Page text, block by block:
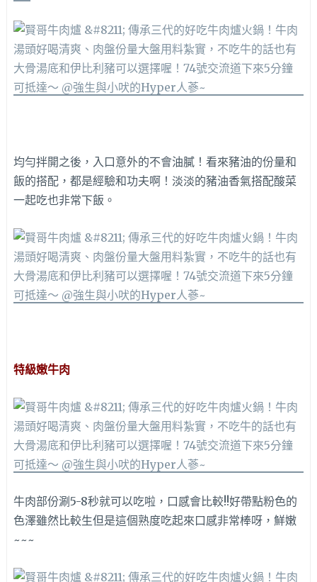
均勻拌開之後，入口意外的不會油膩！看來豬油的份量和
飯的搭配，都是經驗和功夫啊！淡淡的豬油香氣搭配酸菜
一起吃也非常下飯。
特級嫩牛肉
牛肉部份涮5-8秒就可以吃啦，口感會比較!!好帶點粉色的
色澤雖然比較生但是這個熟度吃起來口感非常棒呀，鮮嫩
~~~